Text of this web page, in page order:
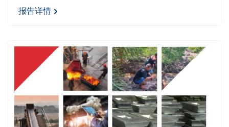
报告详情